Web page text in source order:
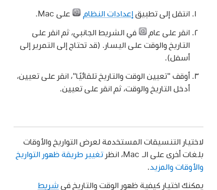
انتقل إلى تطبيقإعدادات النظام على Mac.
انقر على عام
في الشريط الجانبي، ثم انقر على
التاريخ والوقت على اليسار. (قد تحتاج إلى التمرير إلى
أسفل).
أوقف "تعيين الوقت والتاريخ تلقائيًا"، انقر على تعيين،
أدخل التاريخ والوقت، ثم انقر على تعيين.
لاختيار التنسيقات المستخدمة لعرض التواريخ والأوقات
بلغات أخرى على الـ Mac، انظر
تغيير طريقة ظهور التواريخ
والأوقات والمزيد
يمكنك اختيار كيفية ظهور الوقت والتاريخ في شريط